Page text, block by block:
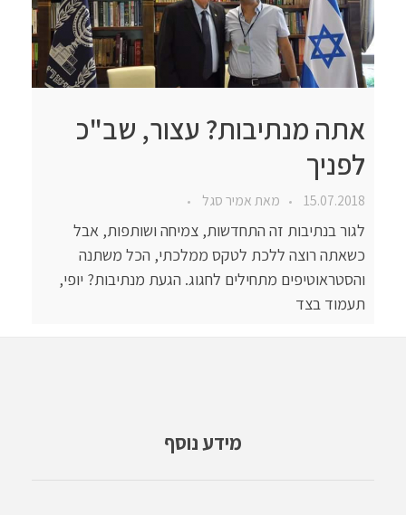
אתה מנתיבות? עצור, שב"כ
לפניך
15.07.2018 מאתאמיר סגל
לגור בנתיבות זה התחדשות, צמיחה ושותפות, אבל
כשאתה רוצה ללכת לטקס ממלכתי, הכל משתנה
והסטראוטיפים מתחילים לחגוג. הגעת מנתיבות? יופי,
תעמוד בצד
מידע נוסף